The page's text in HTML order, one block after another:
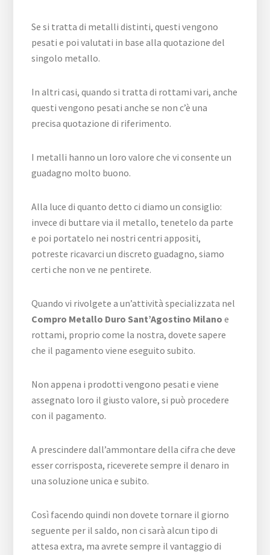
Se si tratta di metalli distinti, questi vengono
pesati e poi valutati in base alla quotazione del
singolo metallo.
In altri casi, quando si tratta di rottami vari, anche
questi vengono pesati anche se non c’è una
precisa quotazione di riferimento.
I metalli hanno un loro valore che vi consente un
guadagno molto buono.
Alla luce di quanto detto ci diamo un consiglio:
invece di buttare via il metallo, tenetelo da parte
e poi portatelo nei nostri centri appositi,
potreste ricavarci un discreto guadagno, siamo
certi che non ve ne pentirete.
Quando vi rivolgete a un’attività specializzata nel
Compro Metallo Duro Sant’Agostino Milanoe
rottami, proprio come la nostra, dovete sapere
che il pagamento viene eseguito subito.
Non appena i prodotti vengono pesati e viene
assegnato loro il giusto valore, si può procedere
con il pagamento.
A prescindere dall’ammontare della cifra che deve
esser corrisposta, riceverete sempre il denaro in
una soluzione unica e subito.
Così facendo quindi non dovete tornare il giorno
seguente per il saldo, non ci sarà alcun tipo di
attesa extra, ma avrete sempre il vantaggio di